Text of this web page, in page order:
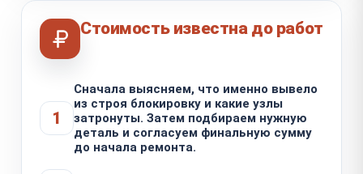
Стоимость известна до работ
1
Сначала выясняем, что именно вывело
из строя блокировку и какие узлы
затронуты. Затем подбираем нужную
деталь и согласуем финальную сумму
до начала ремонта.